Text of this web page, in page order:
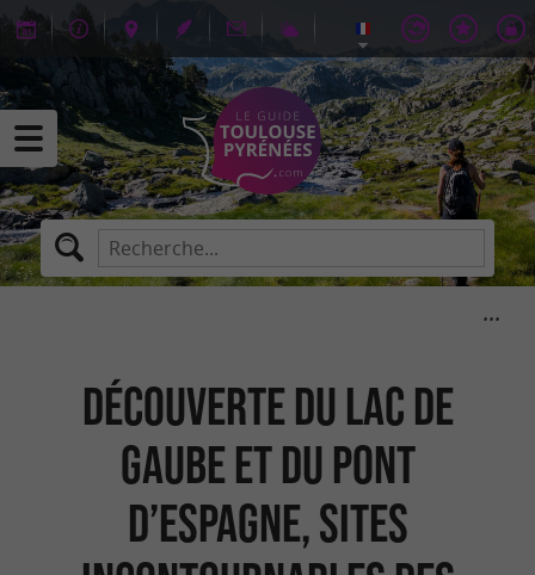
Découverte du Lac de
Gaube et du Pont
d’Espagne, sites